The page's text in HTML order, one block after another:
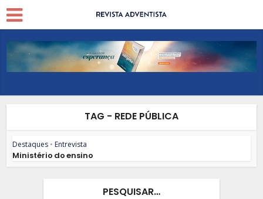
TAG - REDE PÚBLICA
Destaques • Entrevista
Ministério do ensino
PESQUISAR…